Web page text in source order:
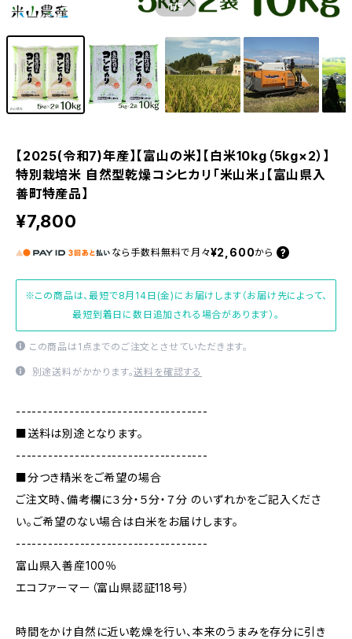
1/5
【2025(令和7)年産】【富山の米】【白米10kg（5kg×2）】
特別栽培米 自然型乾燥コシヒカリ「米山米」【富山県入
善町特産品】
¥7,800
なら 手数料無料で 月々¥2,600から
※この商品は、最短で8月14日(金)にお届けします（お届け先によって、
最短到着日に数日追加される場合があります）。
この商品は1点までのご注文とさせていただきます。
別途送料がかかります。送料を確認する
------------------------------------
■送料は別途となります。
------------------------------------
■分つき精米をご希望の場合
ご注文時、備考欄に３分・５分・７分 のいずれかをご記入くださ
い。ご希望のない場合は白米をお届けします。
------------------------------------
富山県入善産100％
エコファーマー（富山県認証118号）
時間をかけ自然に近い乾燥を行い、本来のうまみを存分に引き